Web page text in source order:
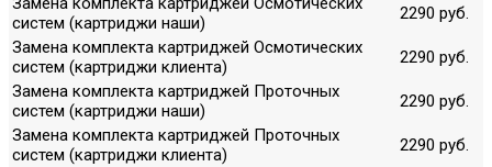
систем (картриджи наши)
2290 руб.
Замена комплекта картриджей Осмотических
систем (картриджи клиента)
2290 руб.
Замена комплекта картриджей Проточных
систем (картриджи наши)
2290 руб.
Замена комплекта картриджей Проточных
систем (картриджи клиента)
2290 руб.